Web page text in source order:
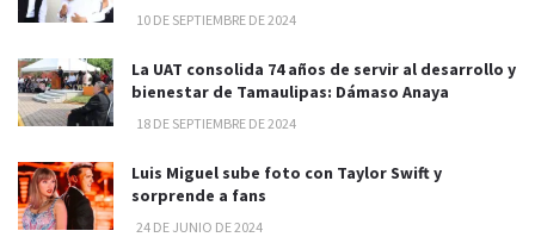
10 DE SEPTIEMBRE DE 2024
La UAT consolida 74 años de servir al desarrollo y
bienestar de Tamaulipas: Dámaso Anaya
18 DE SEPTIEMBRE DE 2024
Luis Miguel sube foto con Taylor Swift y
sorprende a fans
24 DE JUNIO DE 2024